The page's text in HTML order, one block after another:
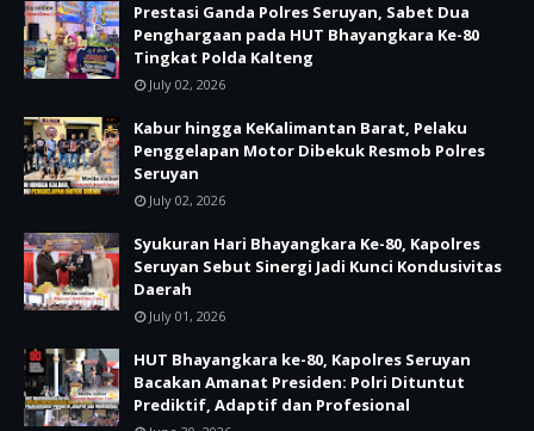
Prestasi Ganda Polres Seruyan, Sabet Dua
Penghargaan pada HUT Bhayangkara Ke-80
Tingkat Polda Kalteng
July 02, 2026
Kabur hingga KeKalimantan Barat, Pelaku
Penggelapan Motor Dibekuk Resmob Polres
Seruyan
July 02, 2026
Syukuran Hari Bhayangkara Ke-80, Kapolres
Seruyan Sebut Sinergi Jadi Kunci Kondusivitas
Daerah
July 01, 2026
HUT Bhayangkara ke-80, Kapolres Seruyan
Bacakan Amanat Presiden: Polri Dituntut
Prediktif, Adaptif dan Profesional